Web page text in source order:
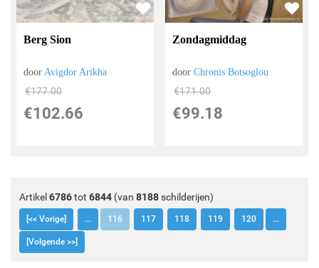
Berg Sion
door Avigdor Arikha
€177.00
€102.66
Zondagmiddag
doorChronis Botsoglou
€171.00
€99.18
Artikel 6786tot 6844 (van 8188schilderijen)
[<< Vorige] ... 116 117 118 119 120 ...
[Volgende >>]